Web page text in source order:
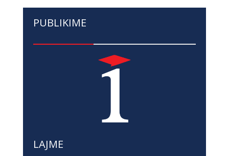
PUBLIKIME
LAJME